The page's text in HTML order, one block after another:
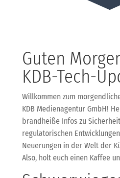
Guten
KDB-Tech-
Willkommen zum
KDB Medienagentur GmbH!
brandheiße Infos zu
regulatorischen
Neuerungen in der Welt der
Also, holt euch einen Kaffee